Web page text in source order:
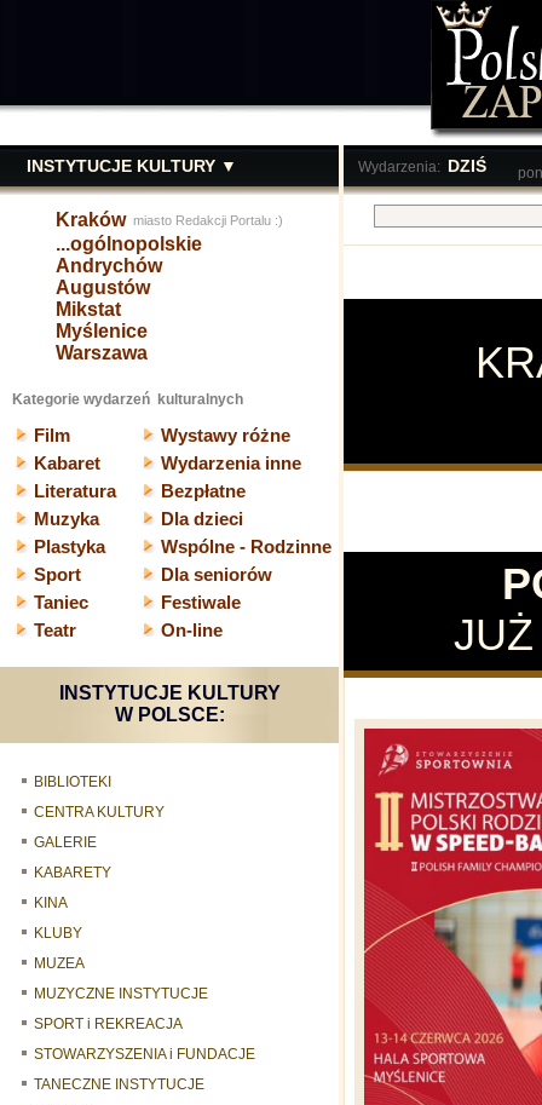
INSTYTUCJE KULTURY ▼
Kraków miasto Redakcji Portalu :)
...ogólnopolskie
Andrychów
Augustów
Mikstat
Myślenice
Warszawa
Kategorie wydarzeń kulturalnych
Film
Wystawy różne
Kabaret
Wydarzenia inne
Literatura
Bezpłatne
Muzyka
Dla dzieci
Plastyka
Wspólne - Rodzinne
Sport
Dla seniorów
Taniec
Festiwale
Teatr
On-line
INSTYTUCJE KULTURY
W POLSCE:
BIBLIOTEKI
CENTRA KULTURY
GALERIE
KABARETY
KINA
KLUBY
MUZEA
MUZYCZNE INSTYTUCJE
SPORT i REKREACJA
STOWARZYSZENIA i FUNDACJE
TANECZNE INSTYTUCJE
Wydarzenia: DZIŚ